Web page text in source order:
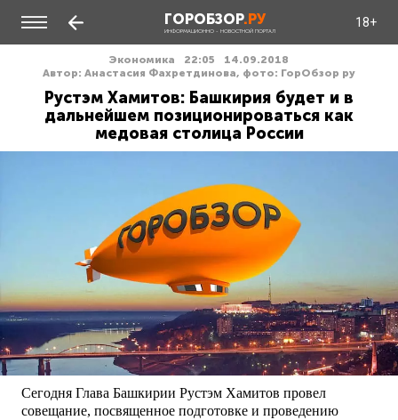
ГОРОБЗОР.РУ
ИНФОРМАЦИОННО - НОВОСТНОЙ ПОРТАЛ
18+
Экономика 22:05
14.09.2018
Автор: Анастасия Фахретдинова, фото: ГорОбзор ру
Рустэм Хамитов: Башкирия будет и в
дальнейшем позиционироваться как
медовая столица России
Сегодня Глава Башкирии Рустэм Хамитов провел
совещание, посвященное подготовке и проведению